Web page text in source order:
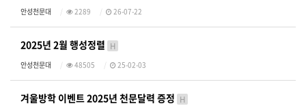
안성천문대 2289 26-07-22
2025년 2월 행성정렬 H
안성천문대 48505 25-02-03
겨울방학 이벤트 2025년 천문달력 증정 H